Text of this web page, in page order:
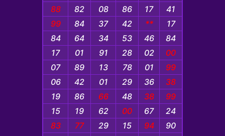
88
82 08 86 17
41
99
84 37 42 **
17
84
64 34 53 46
84
17
01 91 28 02
00
07
89 13 78 01
99
06
42 01 29 36
38
19
86 66 48 38
99
15
19 62 00 67
24
83
77 29 15 94
90